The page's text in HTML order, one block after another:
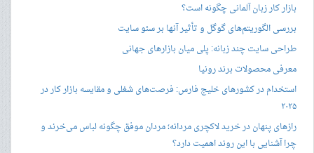
بازار کار زبان آلمانی چگونه است؟
بررسی الگوریتم‌های گوگل و تأثیر آنها بر سئو سایت
طراحی سایت چند زبانه: پلی میان بازارهای جهانی
معرفی محصولات برند رونیا
استخدام در کشورهای خلیج فارس: فرصت‌های شغلی و مقایسه بازار کار در
۲۰۲۵
رازهای پنهان در خرید لاکچری مردانه؛ مردان موفق چگونه لباس می‌خرند و
چرا آشنایی با این روند اهمیت دارد؟